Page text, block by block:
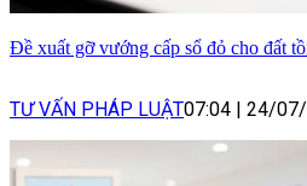
Đề xuất gỡ vướng cấp sổ đỏ cho đất
TƯ VẤN PHÁP LUẬT07:04 24/